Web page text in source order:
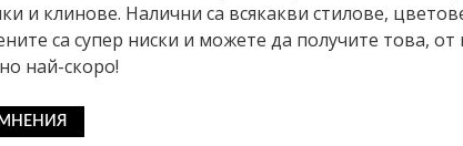
и клинове. Налични са всякакви стилове,
са супер ниски и можете да получите това, от
най-скоро!